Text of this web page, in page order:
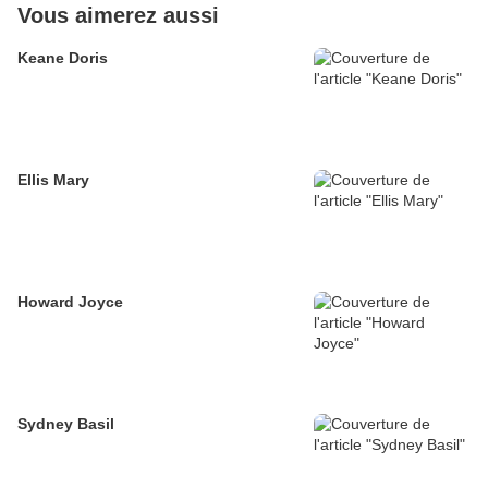
Vous aimerez aussi
Keane Doris
Ellis Mary
Howard Joyce
Sydney Basil